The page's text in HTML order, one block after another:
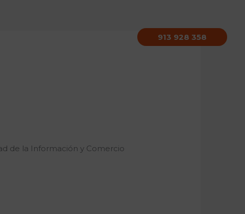
913 928 358
de la Información y Comercio